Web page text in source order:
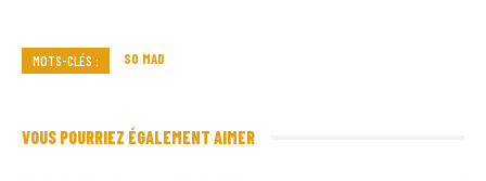
MOTS-CLÉS : SO MAD
VOUS POURRIEZ ÉGALEMENT AIMER